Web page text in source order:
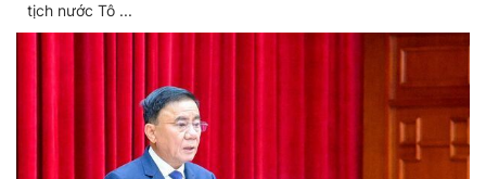
tịch nước Tô ...